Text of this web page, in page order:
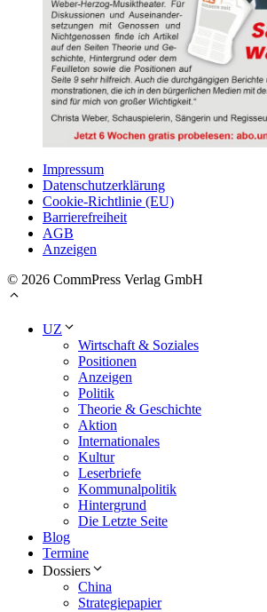
Impressum
Datenschutzerklärung
Cookie-Richtlinie (EU)
Barrierefreiheit
AGB
Anzeigen
© 2026 CommPress Verlag GmbH
UZ
Wirtschaft & Soziales
Positionen
Anzeigen
Politik
Theorie & Geschichte
Aktion
Internationales
Kultur
Leserbriefe
Kommunalpolitik
Hintergrund
Die Letzte Seite
Blog
Termine
Dossiers
China
Strategiepapier